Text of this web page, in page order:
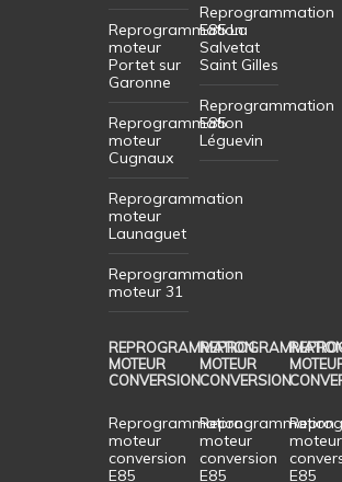
Reprogrammation
moteur
Portet sur
Garonne
Reprogrammation
moteur
Cugnaux
Reprogrammation
moteur
Launaguet
Reprogrammation
moteur 31
Reprogrammation
E85 La
Salvetat
Saint Gilles
Reprogrammation
E85
Léguevin
REPROGRAMMATION
MOTEUR
CONVERSION
Reprogrammation
moteur
conversion
E85
MOTEUR
CONVERSION
Reprogrammation
moteur
conversion
E85
moteur
E85